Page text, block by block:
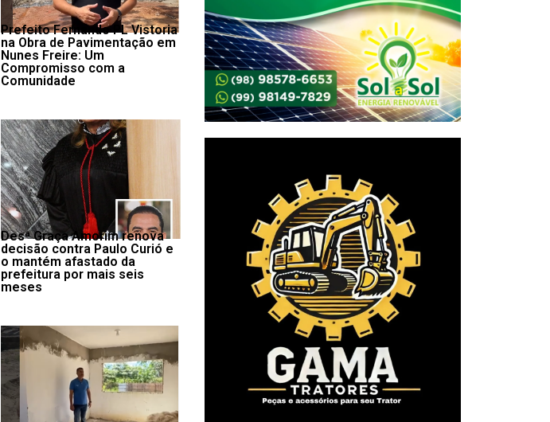
Prefeito Fernando PL Vistoria
na Obra de Pavimentação em
Nunes Freire: Um
Compromisso com a
Comunidade
Desª Graça Amorim renova
decisão contra Paulo Curió e
o mantém afastado da
prefeitura por mais seis
meses